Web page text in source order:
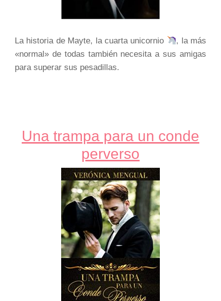
La historia de Mayte, la cuarta unicornio
, la más
«normal» de todas también necesita a sus amigas
para superar sus pesadillas.
Una trampa para un conde
perverso